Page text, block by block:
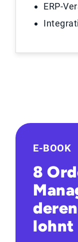
ERP-
E-BOOK
8
lohnt